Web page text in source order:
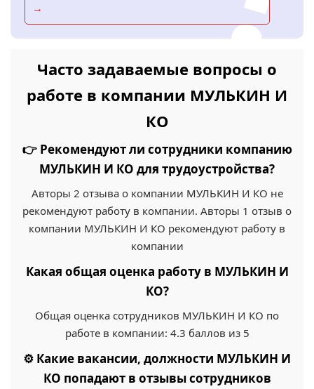
→
Часто задаваемые вопросы о
работе в компании МУЛЬКИН И
КО
👉 Рекомендуют ли сотрудники компанию
МУЛЬКИН И КО для трудоустройства?
Авторы 2 отзыва о компании МУЛЬКИН И КО не
рекомендуют работу в компании. Авторы 1 отзыв о
компании МУЛЬКИН И КО рекомендуют работу в
компании
Какая общая оценка работу в МУЛЬКИН И
КО?
Общая оценка сотрудников МУЛЬКИН И КО по
работе в компании: 4.3 баллов из 5
⚙️ Какие вакансии, должности МУЛЬКИН И
КО попадают в отзывы сотрудников